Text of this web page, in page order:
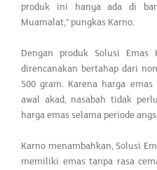
produk ini hanya ada di
Muamalat," pungkas Karno.
Dengan produk Solusi
direncanakan bertahap dari
500 gram. Karena harga
awal akad, nasabah tidak
harga emas selama periode
Karno menambahkan, Solusi
memiliki emas tanpa rasa